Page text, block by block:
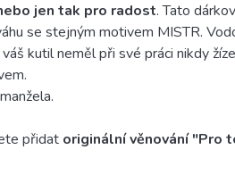
jen tak pro radost. Tato
se stejným motivem MISTR.
kutil neměl při své práci nikdy
přidat originální věnování "Pro